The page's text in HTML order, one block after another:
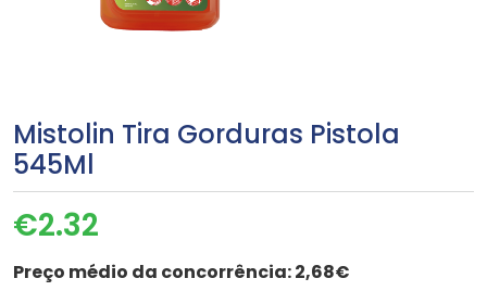
Mistolin Tira Gorduras Pistola
545Ml
€2.32
Preço médio da concorrência:2,68€